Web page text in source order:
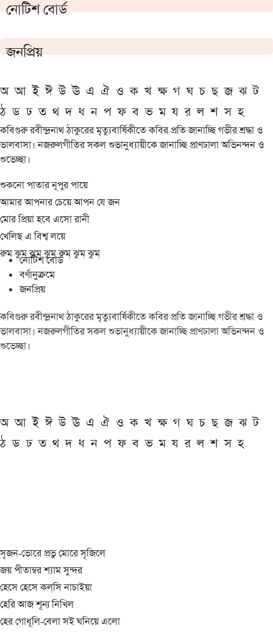
নোটিশ বোর্ড
জনপ্রিয়
অ আ ই ঈ উ ঊ এ ঐ ও ক খ ক্ষ গ ঘ চ ছ জ ঝ ট
ঠ ড ঢ ত থ দ ধ ন প ফ ব ভ ম য র ল শ স হ
কবিগুরু রবীন্দ্রনাথ ঠাকুরের মৃত্যুবার্ষিকীতে কবির প্রতি জানাচ্ছি গভীর শ্রদ্ধা ও
ভালবাসা। নজরুলগীতির সকল শুভানুধ্যায়ীকে জানাচ্ছি প্রাণঢালা অভিনন্দন ও
শুভেচ্ছা।
শুকনো পাতার নূপুর পায়ে
আমার আপনার চেয়ে আপন যে জন
মোর প্রিয়া হবে এসো রানী
খেলিছ এ বিশ্ব লয়ে
রুম্ ঝুম্ ঝুম্ ঝুম্ রুম্ ঝুম্ ঝুম্
নোটিশ বোর্ড
বর্ণানুক্রমে
জনপ্রিয়
কবিগুরু রবীন্দ্রনাথ ঠাকুরের মৃত্যুবার্ষিকীতে কবির প্রতি জানাচ্ছি গভীর শ্রদ্ধা ও
ভালবাসা। নজরুলগীতির সকল শুভানুধ্যায়ীকে জানাচ্ছি প্রাণঢালা অভিনন্দন ও
শুভেচ্ছা।
অ আ ই ঈ উ ঊ এ ঐ ও ক খ ক্ষ গ ঘ চ ছ জ ঝ ট
ঠ ড ঢ ত থ দ ধ ন প ফ ব ভ ম য র ল শ স হ
সৃজন-ভোরে প্রভু মোরে সৃজিলে
জয় পীতাম্বর শ্যাম সুন্দর
হেসে হেসে কল্‌সি নাচাইয়া
হেরি আজ শূন্য নিখিল
হের গোধূলি-বেলা সই ঘনিয়ে এলো